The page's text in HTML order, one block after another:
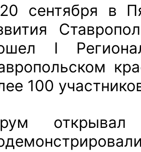
сентября в
I
100